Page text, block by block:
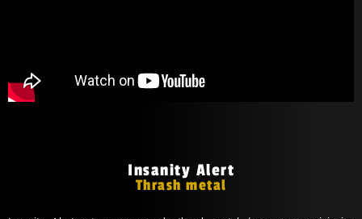
Insanity Alert
Thrash metal